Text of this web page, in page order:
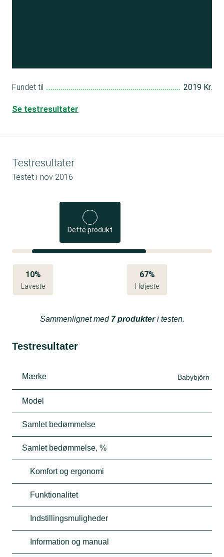
Fundet til 2019 Kr.
Se testresultater
Testresultater
Testet i nov 2016
Dette produkt
10%
Laveste
67%
Højeste
Sammenlignet med 7 produkteri testen.
Testresultater
Mærke Babybjörn
Model
Samlet bedømmelse
Samlet bedømmelse, %
Komfort og ergonomi
Funktionalitet
Indstillingsmuligheder
Information og manual